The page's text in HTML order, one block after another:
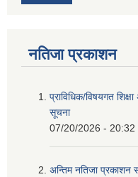
नतिजा प्रकाशन
प्राविधिक/विषयगत
सूचना
07/20/2026 - 20:32
अन्तिम नतिजा प्रकाशन